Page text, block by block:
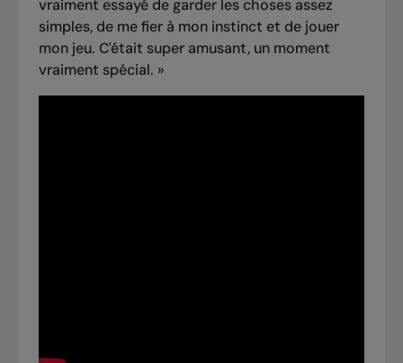
vraiment essayé de garder les choses assez
simples, de me fier à mon instinct et de jouer
mon jeu. C'était super amusant, un moment
vraiment spécial. »